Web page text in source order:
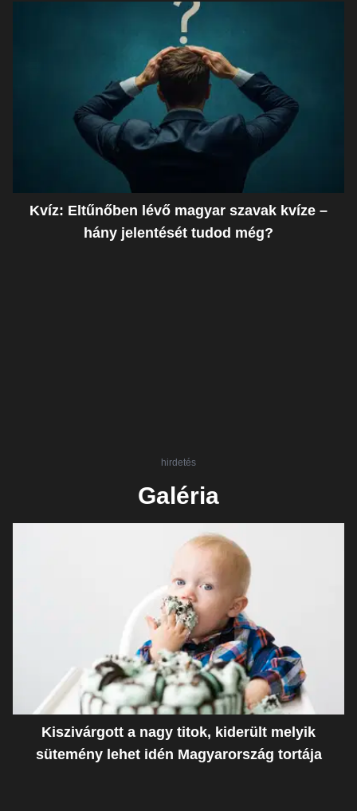
Kvíz: Eltűnőben lévő magyar szavak kvíze –
hány jelentését tudod még?
hirdetés
Galéria
Kiszivárgott a nagy titok, kiderült melyik
sütemény lehet idén Magyarország tortája